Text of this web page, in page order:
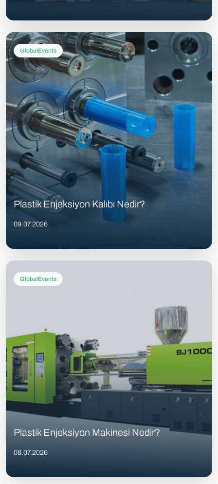
GlobalEvents
Plastik Enjeksiyon Kalıbı Nedir?
09.07.2026
GlobalEvents
Plastik Enjeksiyon Makinesi Nedir?
08.07.2026